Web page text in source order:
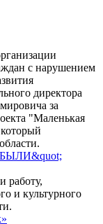
с нарушением
директора
за
"Маленькая
работу,
и культурного